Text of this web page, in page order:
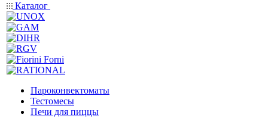
Каталог
Пароконвектоматы
Тестомесы
Печи для пиццы